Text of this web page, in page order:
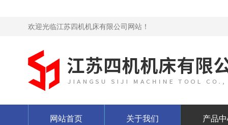
欢迎光临江苏四机机床有限公司网站！
网站首页 关于我们 产品